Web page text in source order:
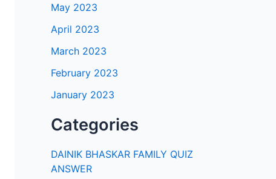
May 2023
April 2023
March 2023
February 2023
January 2023
Categories
DAINIK BHASKAR FAMILY QUIZ
ANSWER